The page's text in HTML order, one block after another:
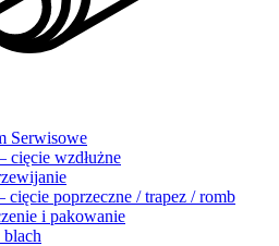
Serwisowe
cięcie wzdłużne
cięcie poprzeczne / trapez / romb
i pakowanie
blach